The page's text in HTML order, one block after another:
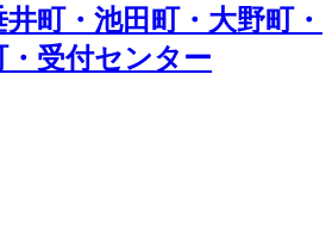
町・池田町・大野町・
受付センター